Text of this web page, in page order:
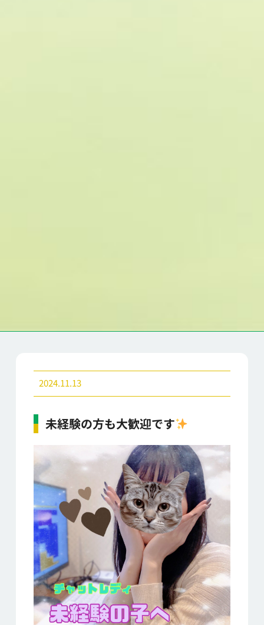
2024.11.13
未経験の方も大歓迎です